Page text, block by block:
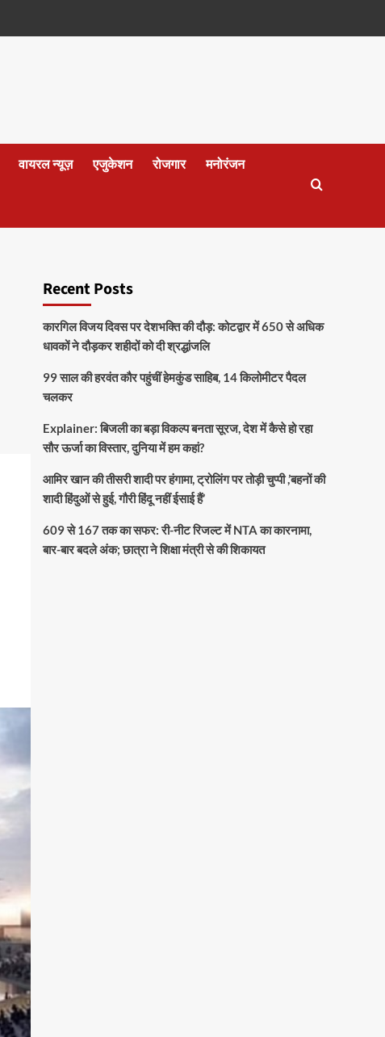
वायरल न्यूज़ एजुकेशन रोजगार मनोरंजन
Recent Posts
कारगिल विजय दिवस पर देशभक्ति की दौड़: कोटद्वार में 650 से अधिक
धावकों ने दौड़कर शहीदों को दी श्रद्धांजलि
99 साल की हरवंत कौर पहुंचीं हेमकुंड साहिब, 14 किलोमीटर पैदल
चलकर
Explainer: बिजली का बड़ा विकल्प बनता सूरज, देश में कैसे हो रहा
सौर ऊर्जा का विस्तार, दुनिया में हम कहां?
आमिर खान की तीसरी शादी पर हंगामा, ट्रोलिंग पर तोड़ी चुप्पी ,’बहनों की
शादी हिंदुओं से हुई, गौरी हिंदू नहीं ईसाई हैं’
609 से 167 तक का सफर: री-नीट रिजल्ट में NTA का कारनामा,
बार-बार बदले अंक; छात्रा ने शिक्षा मंत्री से की शिकायत